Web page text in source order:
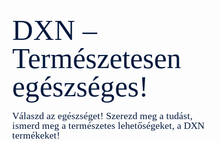
DXN –
Természetesen
egészséges!
Válaszd az egészséget! Szerezd meg a tudást,
ismerd meg a természetes lehetőségeket, a DXN
termékeket!